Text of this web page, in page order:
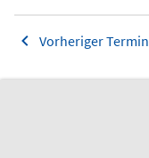
Vorheriger Termin